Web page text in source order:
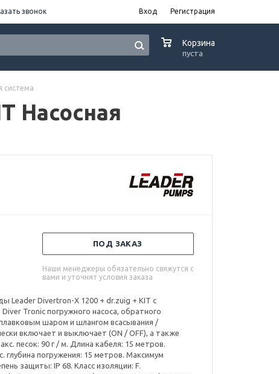
звонок Вход Регистрация
Корзина
пуста
система
Насосная
ПОД ЗАКАЗ
Наши менеджеры обязательно свяжутся с
вами и уточнят условия заказа
Leader Divertron-X 1200 + dr.zuig + KIT с
Tronic погружного насоса, обратного
шаром и шлангом всасывания /
включает и выключает (ON / OFF), а также
песок: 90 г / м. Длина кабеля: 15 метров.
глубина погружения: 15 метров. Максимум
защиты: IP 68. Класс изоляции: F.